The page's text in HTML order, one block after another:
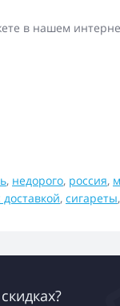
в нашем
, недорого, россия,
, сигареты,